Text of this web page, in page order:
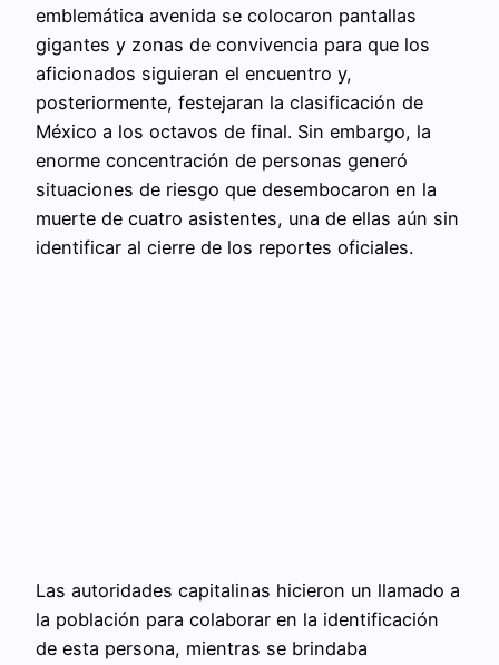
emblemática avenida se colocaron pantallas
gigantes y zonas de convivencia para que los
aficionados siguieran el encuentro y,
posteriormente, festejaran la clasificación de
México a los octavos de final. Sin embargo, la
enorme concentración de personas generó
situaciones de riesgo que desembocaron en la
muerte de cuatro asistentes, una de ellas aún sin
identificar al cierre de los reportes oficiales.
Las autoridades capitalinas hicieron un llamado a
la población para colaborar en la identificación
de esta persona, mientras se brindaba